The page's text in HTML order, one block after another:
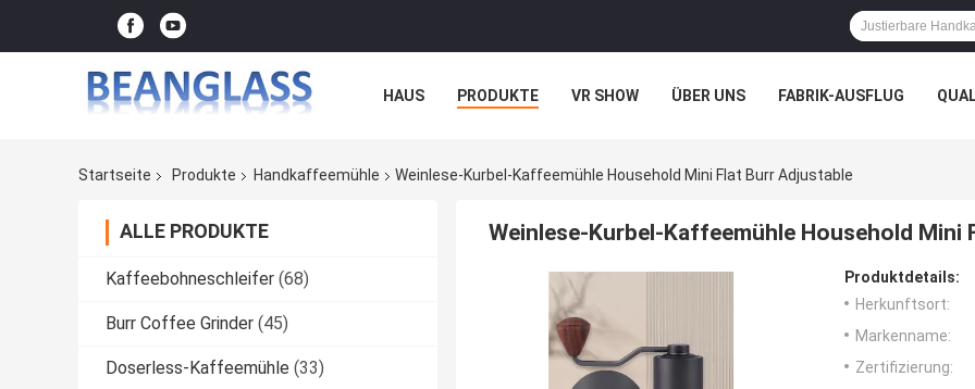
HAUS PRODUKTE VR SHOW ÜBER UNS FABRIK-AUSFLUG
Startseite
Produkte Handkaffeemühle Weinlese-Kurbel-Kaffeemühle Household Mini Flat Burr Adjustable
ALLE PRODUKTE
Kaffeebohneschleifer (68)
Burr Coffee Grinder (45)
Doserless-Kaffeemühle (33)
Weinlese-Kurbel-Kaffeemühle Household Mini
Produktdetails:
Herkunftsort:
Markenname:
Zertifizierung: